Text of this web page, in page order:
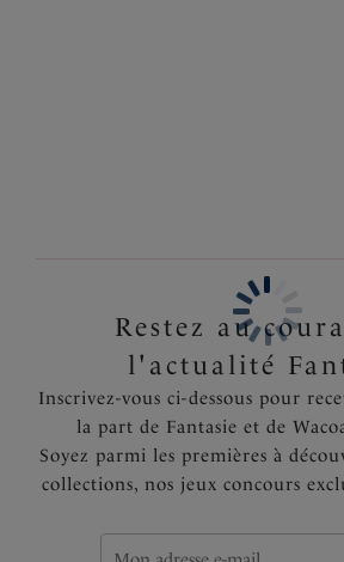
Petit nœud délicat à l’avant
Code produit : FL101550MIH
Restez au
l'actualité
Inscrivez-vous ci-dessous pour
la part de Fantasie et de
Soyez parmi les premières à
collections, nos jeux concours